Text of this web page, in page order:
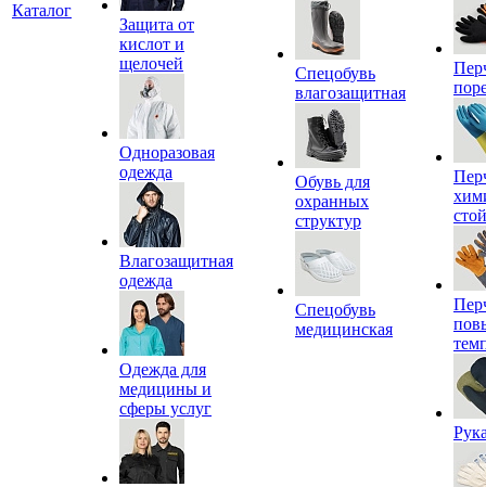
Каталог
Защита от
кислот и
щелочей
Одноразовая
одежда
Влагозащитная
одежда
Одежда для
медицины и
сферы услуг
Спецобувь
влагозащитная
Обувь для
охранных
структур
Спецобувь
медицинская